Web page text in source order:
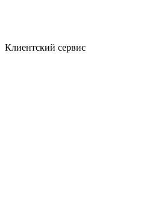
Клиентский сервис